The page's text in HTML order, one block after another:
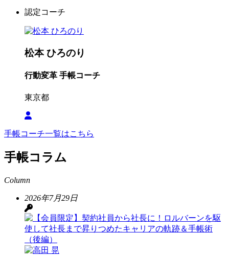
認定コーチ
松本 ひろのり
行動変革 手帳コーチ
東京都
手帳コーチ一覧はこちら
手帳コラム
Column
2026年7月29日